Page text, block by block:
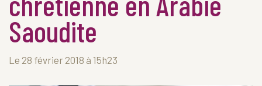
Saoudite
Le 28 février 2018 à 15h23